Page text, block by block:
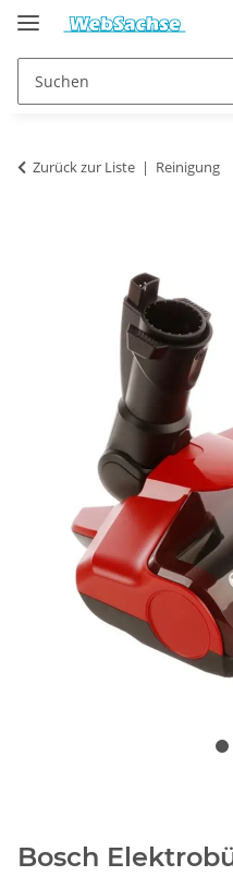
Zurück zur Liste Reinigung
Bosch